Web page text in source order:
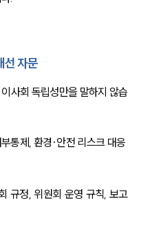
선 자문
사회 독립성만을 말하지 않습
통제, 환경·안전 리스크 대응
규정, 위원회 운영 규칙, 보고